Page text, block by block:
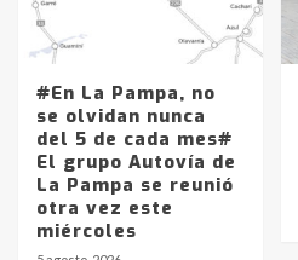
#En La Pampa, no
se olvidan nunca
del 5 de cada mes#
El grupo Autovía de
La Pampa se reunió
otra vez este
miércoles